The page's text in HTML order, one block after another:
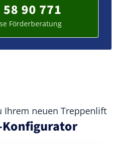
90 771
Förderberatung
Ihrem neuen Treppenlift